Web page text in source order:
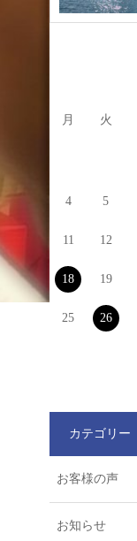
月 火
4 5
11 12
18 19
25 26
カテゴリー
お客様の声
お知らせ